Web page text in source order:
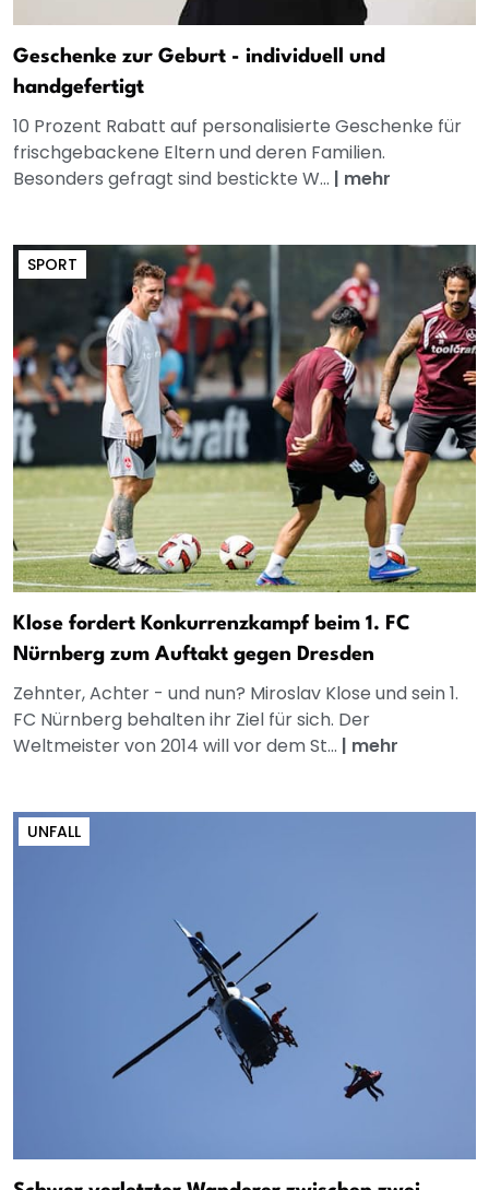
Geschenke zur Geburt - individuell und
handgefertigt
10 Prozent Rabatt auf personalisierte Geschenke für
frischgebackene Eltern und deren Familien.
Besonders gefragt sind bestickte W... | mehr
SPORT
Klose fordert Konkurrenzkampf beim 1. FC
Nürnberg zum Auftakt gegen Dresden
Zehnter, Achter - und nun? Miroslav Klose und sein 1.
FC Nürnberg behalten ihr Ziel für sich. Der
Weltmeister von 2014 will vor dem St... | mehr
UNFALL